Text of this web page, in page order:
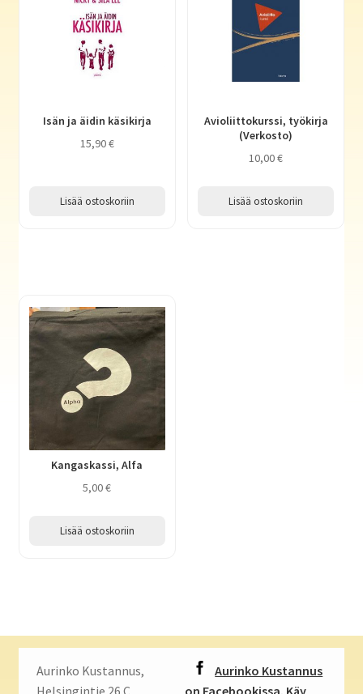
Isän ja äidin käsikirja
15,90€
Lisää ostoskoriin
Avioliittokurssi, työkirja
(Verkosto)
10,00€
Lisää ostoskoriin
Kangaskassi, Alfa
5,00€
Lisää ostoskoriin
Aurinko Kustannus,
Helsingintie 26 C,
Aurinko Kustannus
on Facebookissa. Käy